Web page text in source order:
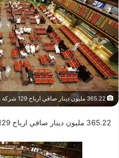
365.22 مليون دينار صافي ارباح 129 شركة مدرجة في الربع الأول